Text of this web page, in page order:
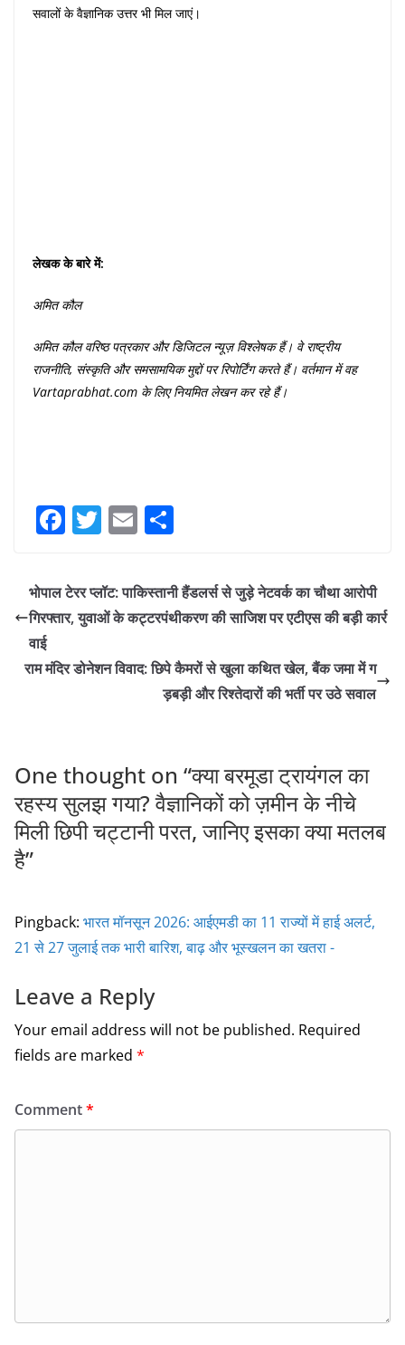
सवालों के वैज्ञानिक उत्तर भी मिल जाएं।
लेखक के बारे में:
अमित कौल
अमित कौल वरिष्ठ पत्रकार और डिजिटल न्यूज़ विश्लेषक हैं। वे राष्ट्रीय
राजनीति, संस्कृति और समसामयिक मुद्दों पर रिपोर्टिंग करते हैं। वर्तमान में वह
Vartaprabhat.com के लिए नियमित लेखन कर रहे हैं।
F
c
e
b
o
T
itt
er
E
ai
l
ar
e
भोपाल टेरर प्लॉट: पाकिस्तानी हैंडलर्स से जुड़े नेटवर्क का चौथा आरोपी
गिरफ्तार, युवाओं के कट्टरपंथीकरण की साजिश पर एटीएस की बड़ी कार्र
वाई
राम मंदिर डोनेशन विवाद: छिपे कैमरों से खुला कथित खेल, बैंक जमा में ग
ड़बड़ी और रिश्तेदारों की भर्ती पर उठे सवाल
One thought on “क्या बरमूडा ट्रायंगल का
रहस्य सुलझ गया? वैज्ञानिकों को ज़मीन के नीचे
मिली छिपी चट्टानी परत, जानिए इसका क्या मतलब
है”
Pingback: भारत मॉनसून 2026: आईएमडी का 11 राज्यों में हाई अलर्ट,
21 से 27 जुलाई तक भारी बारिश, बाढ़ और भूस्खलन का खतरा -
Leave a Reply
Your email address will not be published. Required
fields are marked *
Comment*